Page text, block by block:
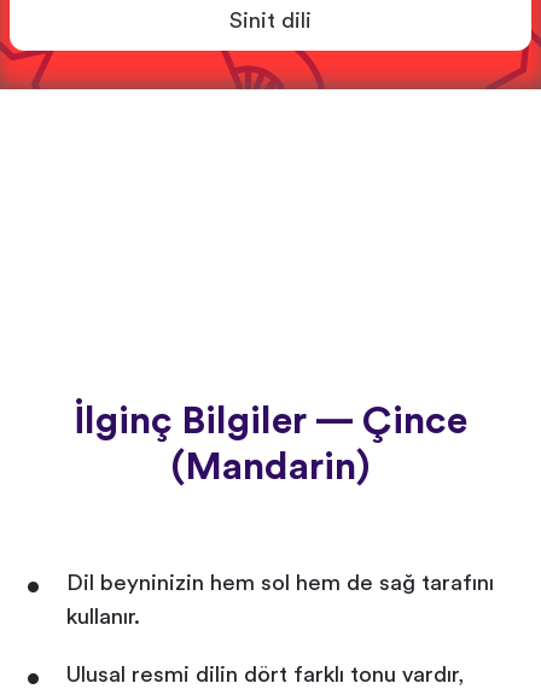
Sinit dili
İlginç Bilgiler — Çince
(Mandarin)
Dil beyninizin hem sol hem de sağ tarafını
kullanır.
Ulusal resmi dilin dört farklı tonu vardır,